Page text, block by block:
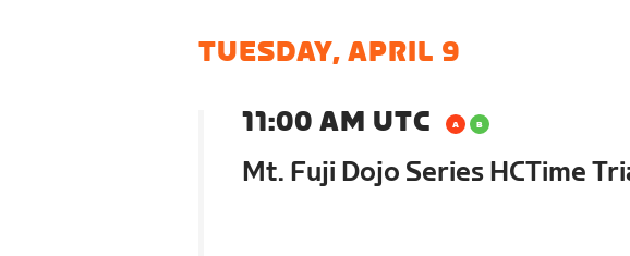
TUESDAY, APRIL 9
11:00 AM UTC
Mt. Fuji Dojo Series HCTime